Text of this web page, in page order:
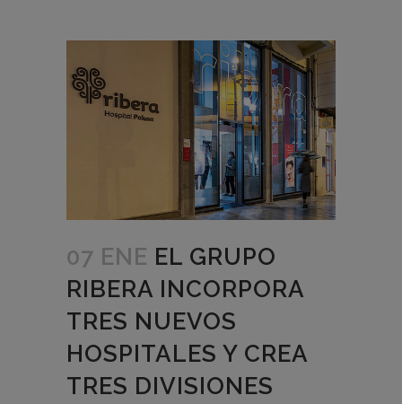
07 ENE EL GRUPO
RIBERA INCORPORA
TRES NUEVOS
HOSPITALES Y CREA
TRES DIVISIONES